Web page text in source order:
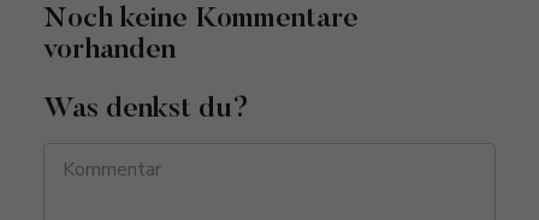
Noch keine Kommentare
vorhanden
Was denkst du?